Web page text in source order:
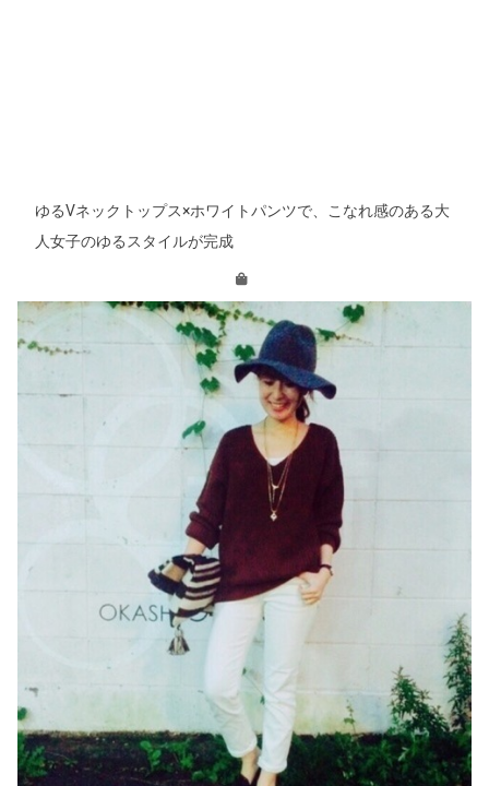
ゆるVネックトップス×ホワイトパンツで、こなれ感のある大
人女子のゆるスタイルが完成